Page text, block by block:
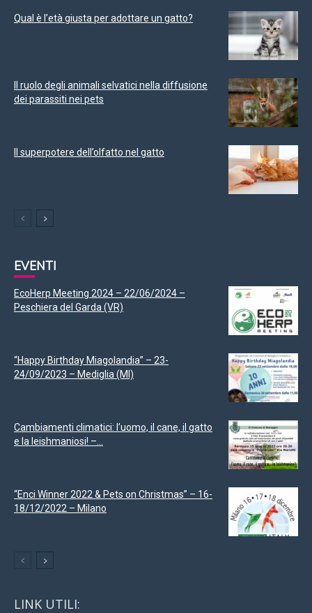
Qual è l’età giusta per adottare un gatto?
Il ruolo degli animali selvatici nella diffusione
dei parassiti nei pets
Il superpotere dell’olfatto nel gatto
EVENTI
EcoHerp Meeting 2024 – 22/06/2024 –
Peschiera del Garda (VR)
“Happy Birthday Miagolandia” – 23-
24/09/2023 – Mediglia (MI)
Cambiamenti climatici: l’uomo, il cane, il gatto
e la leishmaniosi! –...
“Enci Winner 2022 & Pets on Christmas” – 16-
18/12/2022 – Milano
LINK UTILI: